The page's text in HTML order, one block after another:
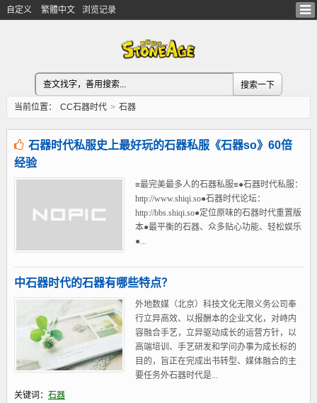
自定义 繁體中文 浏览记录
当前位置： CC石器时代 > 石器
石器时代私服史上最好玩的石器私服《石器so》60倍
经验
≡最完美最多人的石器私服≡●石器时代私服：
http://www.shiqi.so●石器时代论坛：
http://bbs.shiqi.so●定位原味的石器时代重置版
本●最平衡的石器、众多贴心功能、轻松娱乐
●...
中石器时代的石器有哪些特点？
外地数媒（北京）科技文化无限义务公司奉
行立异高效、以报酬本的企业文化，对峙内
容融合手艺，立异驱动成长的运营方针，以
高端培训、手艺研发和学问办事为成长标的
目的，旨正在完成出书转型、媒体融合的主
要任务外石器时代是...
关键词： 石器